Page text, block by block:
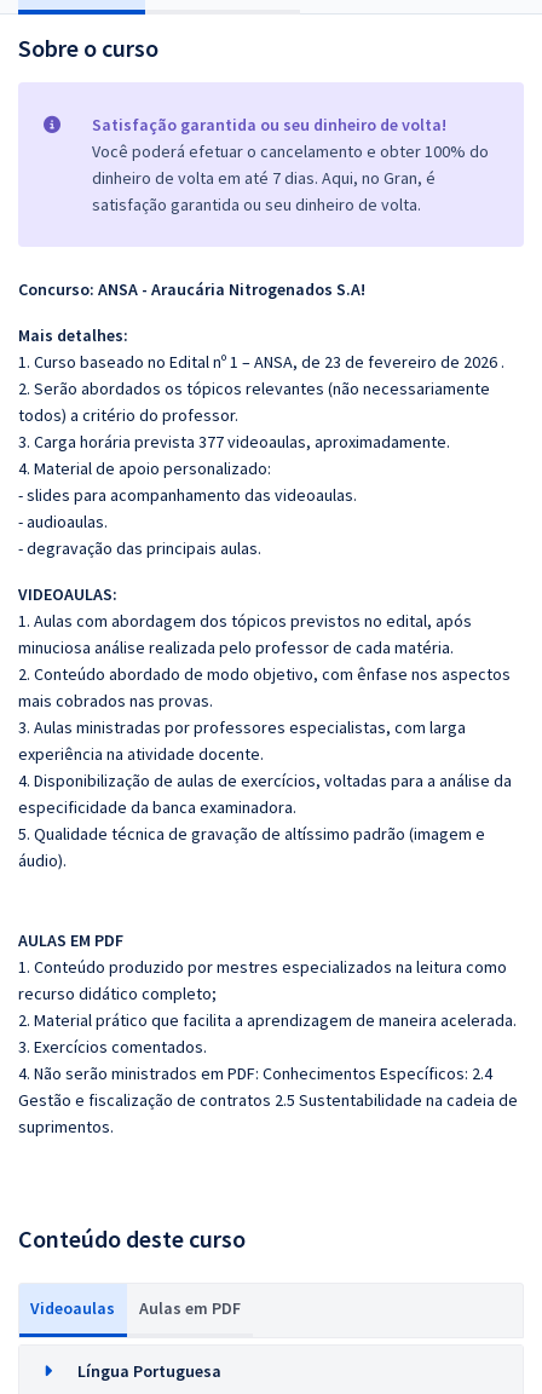
Sobre o curso
Satisfação garantida ou seu dinheiro de volta!
Você poderá efetuar o cancelamento e obter 100% do
dinheiro de volta em até 7 dias. Aqui, no Gran, é
satisfação garantida ou seu dinheiro de volta.
Concurso: ANSA - Araucária Nitrogenados S.A!
Mais detalhes:
1. Curso baseado no Edital nº 1 – ANSA, de 23 de fevereiro de 2026 .
2. Serão abordados os tópicos relevantes (não necessariamente
todos) a critério do professor.
3. Carga horária prevista 377 videoaulas, aproximadamente.
4. Material de apoio personalizado:
- slides para acompanhamento das videoaulas.
- audioaulas.
- degravação das principais aulas.
VIDEOAULAS:
1. Aulas com abordagem dos tópicos previstos no edital, após
minuciosa análise realizada pelo professor de cada matéria.
2. Conteúdo abordado de modo objetivo, com ênfase nos aspectos
mais cobrados nas provas.
3. Aulas ministradas por professores especialistas, com larga
experiência na atividade docente.
4. Disponibilização de aulas de exercícios, voltadas para a análise da
especificidade da banca examinadora.
5. Qualidade técnica de gravação de altíssimo padrão (imagem e
áudio).
AULAS EM PDF
1. Conteúdo produzido por mestres especializados na leitura como
recurso didático completo;
2. Material prático que facilita a aprendizagem de maneira acelerada.
3. Exercícios comentados.
4. Não serão ministrados em PDF: Conhecimentos Específicos: 2.4
Gestão e fiscalização de contratos 2.5 Sustentabilidade na cadeia de
suprimentos.
Conteúdo deste curso
Videoaulas Aulas em PDF
Língua Portuguesa